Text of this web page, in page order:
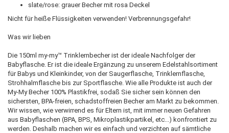
slate/rose: grauer Becher mit rosa Deckel
Nicht für heiße Flüssigkeiten verwenden! Verbrennungsgefahr!
Was wir lieben
Die 150ml my-my™ Trinklernbecher ist der ideale Nachfolger der
Babyflasche. Er ist die ideale Ergänzung zu unserem Edelstahlsortiment
für Babys und Kleinkinder, von der Saugerflasche, Trinklernflasche,
Strohhalmflasche bis zur Sportflasche. Wie alle Produkte ist auch der
My-My Becher 100% Plastikfrei, sodaß Sie sicher sein können den
sichersten, BPA-freien, schadstoffreien Becher am Markt zu bekommen.
Wir wissen, wie verwirrend es für Eltern ist, mit immer neuen Gefahren
aus Babyflaschen (BPA, BPS, Mikroplastikpartikel, etc...) konfrontiert zu
werden. Deshalb machen wir es einfach und verzichten auf sämtliche